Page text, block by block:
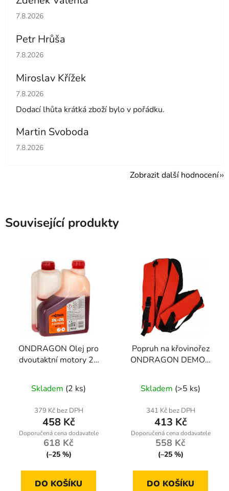
Hodnocení obchodu je 5 z 5 hvězdiček.
7.8.2026
Petr Hrůša
Hodnocení obchodu je 5 z 5 hvězdiček.
7.8.2026
Miroslav Křížek
Hodnocení obchodu je 5 z 5 hvězdiček.
7.8.2026
Dodací lhůta krátká zboží bylo v pořádku.
Martin Svoboda
Hodnocení obchodu je 5 z 5 hvězdiček.
7.8.2026
Zobrazit další hodnocení
Související produkty
ONDRAGON Olej pro
dvoutaktní motory 2T
hodnocení
produktu
je
3,0
z
hvězdiček.
Skladem (2 ks)
379 Kč bez DPH
458 Kč
618 Kč
(–25 %)
DO KOŠÍKU
Popruh na křovinořez
ONDRAGON DEMON
polstrováním
Skladem (>5 ks)
341 Kč bez DPH
413 Kč
558 Kč
(–25 %)
DO KOŠÍKU